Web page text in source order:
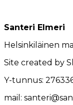
Santeri Elmeri
Helsinkiläinen
Site created by
Y-tunnus:
mail: